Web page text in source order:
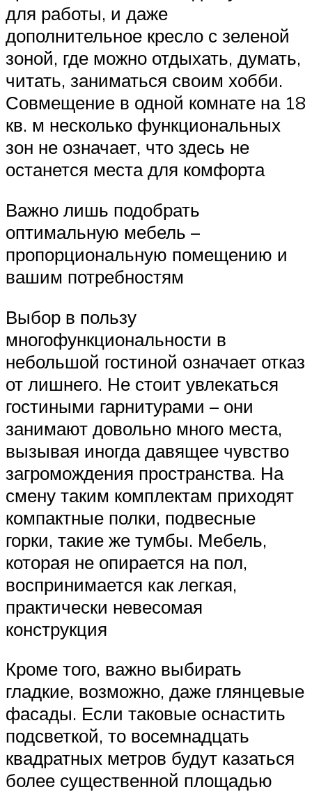
для работы, и даже
дополнительное кресло с зеленой
зоной, где можно отдыхать, думать,
читать, заниматься своим хобби.
Совмещение в одной комнате на 18
кв. м несколько функциональных
зон не означает, что здесь не
останется места для комфорта
Важно лишь подобрать
оптимальную мебель –
пропорциональную помещению и
вашим потребностям
Выбор в пользу
многофункциональности в
небольшой гостиной означает отказ
от лишнего. Не стоит увлекаться
гостиными гарнитурами – они
занимают довольно много места,
вызывая иногда давящее чувство
загромождения пространства. На
смену таким комплектам приходят
компактные полки, подвесные
горки, такие же тумбы. Мебель,
которая не опирается на пол,
воспринимается как легкая,
практически невесомая
конструкция
Кроме того, важно выбирать
гладкие, возможно, даже глянцевые
фасады. Если таковые оснастить
подсветкой, то восемнадцать
квадратных метров будут казаться
более существенной площадью